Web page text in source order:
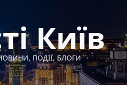
Київ
ПОДІЇ, БЛОГИ